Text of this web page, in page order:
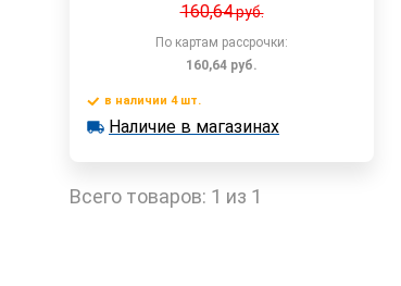
160,64руб.
По картам рассрочки:
160,64 руб.
Быстрый заказ
в наличии 4 шт.
в наличии 4 шт.
Наличие в магазинах
Всего товаров: 1 из 1